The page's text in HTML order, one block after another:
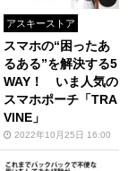
アスキーストア
スマホの“困ったあ
るある”を解決する5
WAY！ いま人気の
スマホポーチ「TRA
VINE」
2022年10月25日 16:00